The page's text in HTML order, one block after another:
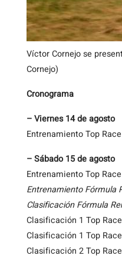
Víctor Cornejo se
Cornejo)
Cronograma
– Viernes 14 de agosto
Entrenamiento Top
– Sábado 15 deagosto
Entrenamiento Top
Entrenamiento Fórmula
Clasificación Fórmula
Clasificación 1 Top
Clasificación 1 Top
Clasificación 2 Top